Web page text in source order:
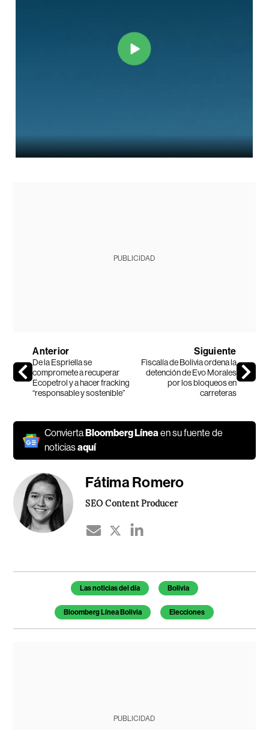
PUBLICIDAD
Anterior
De la Espriella se
compromete a recuperar
Ecopetrol y a hacer fracking
“responsable y sostenible”
Siguiente
Fiscalía de Bolivia ordena la
detención de Evo Morales
por los bloqueos en
carreteras
Convierta Bloomberg Líneaen su fuente de
noticiasaquí
Fátima Romero
SEO Content Producer
Temas de este artículo
Las noticias del día Bolivia
Bloomberg Línea Bolivia Elecciones
PUBLICIDAD